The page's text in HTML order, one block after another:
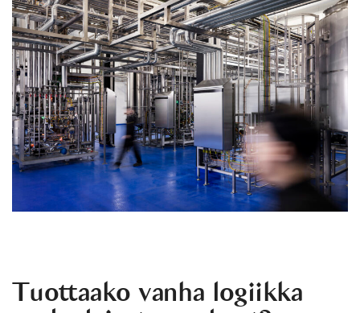
Tuottaako vanha logiikka